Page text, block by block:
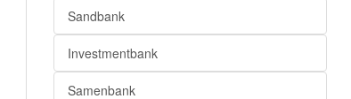
Sandbank
Investmentbank
Samenbank